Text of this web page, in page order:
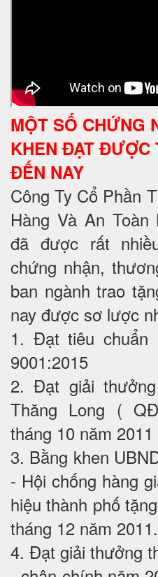
MỘT SỐ CHỨNG
KHEN ĐẠT ĐƯỢC
ĐẾN NAY
Công Ty Cổ Phần
Hàng Và An
đã được rất
chứng nhận,
ban ngành trao
nay được sơ lược
1. Đạt tiêu chuẩn
9001:2015
2. Đạt giải
Thăng Long (
tháng 10 năm 2011
3. Bằng khen
- Hội chống hàng
hiệu thành phố
tháng 12 năm 2011.
4. Đạt giải thưởng